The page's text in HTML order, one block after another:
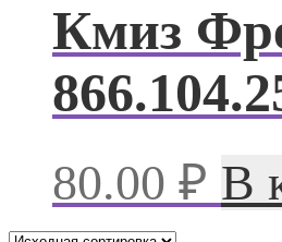
Кмиз
80.00 ₽ В